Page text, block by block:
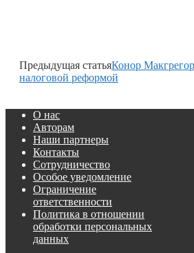
Предыдущая статьяКонор
налоговой реформой
О нас
Авторам
Наши партнеры
Контакты
Сотрудничество
Особое уведомление
Ограничение
ответственности
Политика в отношении
обработки персональных
данных